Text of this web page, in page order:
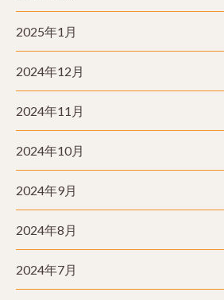
2025年1月
2024年12月
2024年11月
2024年10月
2024年9月
2024年8月
2024年7月